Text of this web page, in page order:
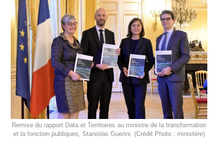
Remise du rapport Data et Territoires au ministre de la transformation
et la fonction publiques, Stanislas Guerini. (Crédit Photo : ministère)